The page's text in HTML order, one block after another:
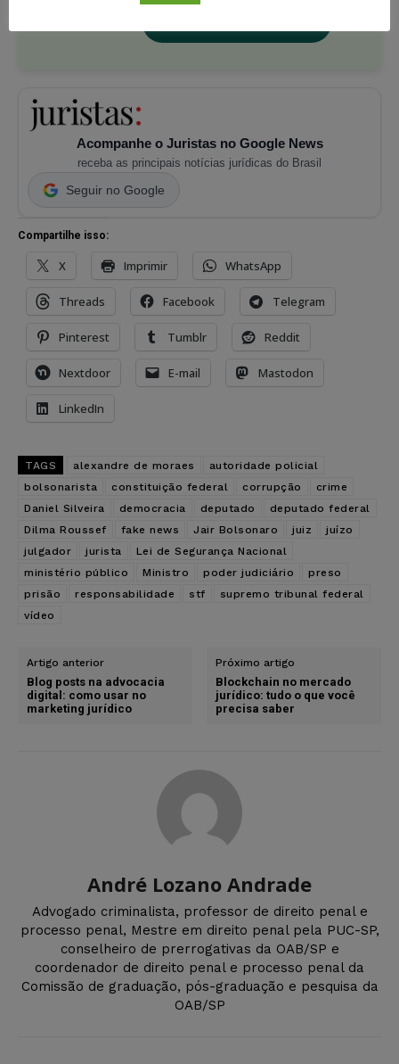
Acompanhe o Juristas no Google News
receba as principais notícias jurídicas do Brasil
Seguir no Google
Compartilhe isso:
X Imprimir WhatsApp
Threads Facebook Telegram
Pinterest Tumblr Reddit
Nextdoor E-mail Mastodon
LinkedIn
TAGS alexandre de moraes
autoridade policial
bolsonarista
constituição federal corrupção
crime
Daniel Silveira
democracia deputado
deputado federal
Dilma Roussef
fake news Jair Bolsonaro juiz
juízo
julgador
jurista
Lei de Segurança Nacional
ministério público
Ministro poder judiciário
preso
prisão
responsabilidade stf
supremo tribunal federal
vídeo
Artigo anterior
Blog posts na advocacia
digital: como usar no
marketing jurídico
Próximo artigo
Blockchain no mercado
jurídico: tudo o que você
precisa saber
André Lozano Andrade
Advogado criminalista, professor de direito penal e
processo penal, Mestre em direito penal pela PUC-SP,
conselheiro de prerrogativas da OAB/SP e
coordenador de direito penal e processo penal da
Comissão de graduação, pós-graduação e pesquisa da
OAB/SP